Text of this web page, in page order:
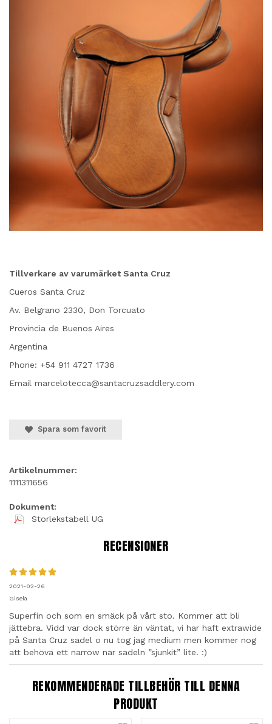
Tillverkare av varumärket Santa Cruz
Cueros Santa Cruz
Av. Belgrano 2330, Don Torcuato
Provincia de Buenos Aires
Argentina
Phone: +54 911 4727 1736
Email marcelotecca@santacruzsaddlery.com
Spara som favorit
Artikelnummer:
1111311656
Dokument:
Storlekstabell UG
RECENSIONER
2021-02-26
Gisela
Superfin och som en smäck på vårt sto. Kommer att bli
jättebra. Vidd var dock större än väntat, vi har haft extrawide
på Santa Cruz sadel o nu tog jag medium men kommer nog
att behöva ett narrow när sadeln ”sjunkit” lite. :)
REKOMMENDERADE TILLBEHÖR TILL DENNA
PRODUKT